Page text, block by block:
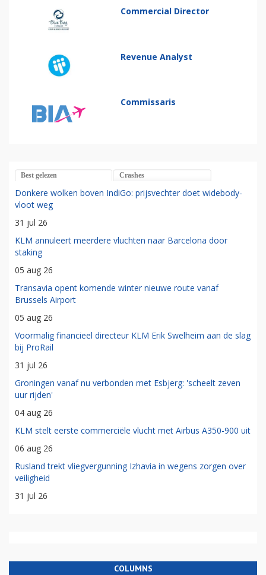
Commercial Director
Revenue Analyst
Commissaris
Best gelezen Crashes
Donkere wolken boven IndiGo: prijsvechter doet widebody-
vloot weg
31 jul 26
KLM annuleert meerdere vluchten naar Barcelona door
staking
05 aug 26
Transavia opent komende winter nieuwe route vanaf
Brussels Airport
05 aug 26
Voormalig financieel directeur KLM Erik Swelheim aan de slag
bij ProRail
31 jul 26
Groningen vanaf nu verbonden met Esbjerg: 'scheelt zeven
uur rijden'
04 aug 26
KLM stelt eerste commerciële vlucht met Airbus A350-900 uit
06 aug 26
Rusland trekt vliegvergunning Izhavia in wegens zorgen over
veiligheid
31 jul 26
COLUMNS